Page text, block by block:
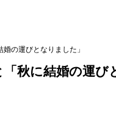
の運びとなりました」
秋に結婚の運び